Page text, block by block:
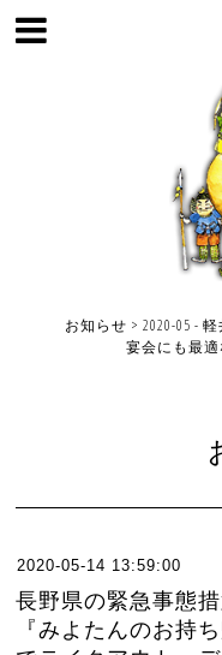
お知らせ > 2020-05 -
宴会にも最
2020-05-14 13:59:00
長野県の緊急事態
『みよたんのお持